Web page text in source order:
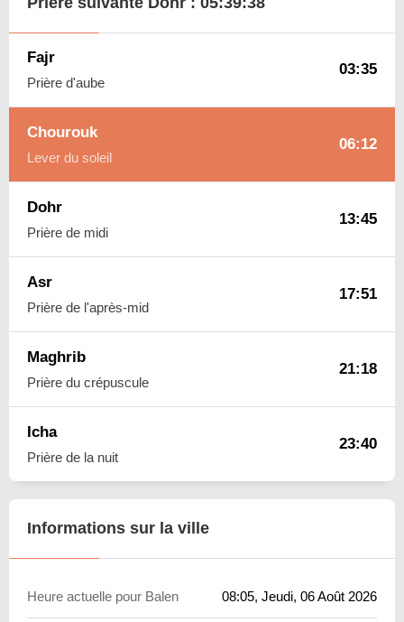
Fajr
Prière d'aube
03:35
Chourouk
Lever du soleil
06:12
Dohr
Prière de midi
13:45
Asr
Prière de l'après-mid
17:51
Maghrib
Prière du crépuscule
21:18
Icha
Prière de la nuit
23:40
Informations sur la ville
Heure actuelle pour Balen 08:05, Jeudi, 06 Août 2026